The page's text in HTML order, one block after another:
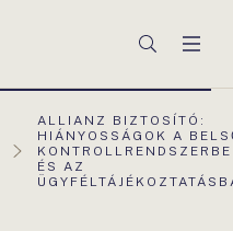
Keresés
AKTUÁLIS
OLDAL:
ALLIANZ BIZTOSÍTÓ:
HIÁNYOSSÁGOK A
ÉS AZ